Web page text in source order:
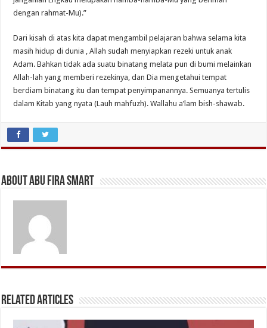
dengan rahmat-Mu).”
Dari kisah di atas kita dapat mengambil pelajaran bahwa selama kita
masih hidup di dunia , Allah sudah menyiapkan rezeki untuk anak
Adam. Bahkan tidak ada suatu binatang melata pun di bumi melainkan
Allah-lah yang memberi rezekinya, dan Dia mengetahui tempat
berdiam binatang itu dan tempat penyimpanannya. Semuanya tertulis
dalam Kitab yang nyata (Lauh mahfuzh). Wallahu a’lam bish-shawab.
About Abu Fira Smart
Related Articles